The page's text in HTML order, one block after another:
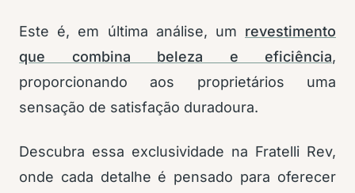
Este é, em última análise, um revestimento
que combina beleza e eficiência,
proporcionando aos proprietários uma
sensação de satisfação duradoura.
Descubra essa exclusividade na Fratelli Rev,
onde cada detalhe é pensado para oferecer